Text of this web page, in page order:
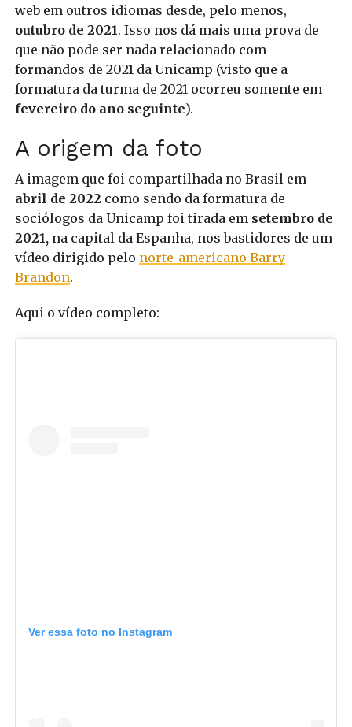
web em outros idiomas desde, pelo menos,
outubro de 2021. Isso nos dá mais uma prova de
que não pode ser nada relacionado com
formandos de 2021 da Unicamp (visto que a
formatura da turma de 2021 ocorreu somente em
fevereiro do ano seguinte).
A origem da foto
A imagem que foi compartilhada no Brasil em
abril de 2022 como sendo da formatura de
sociólogos da Unicamp foi tirada em setembro de
2021,na capital da Espanha, nos bastidores de um
vídeo dirigido pelo norte-americano Barry
Brandon.
Aqui o vídeo completo:
Ver essa foto no Instagram